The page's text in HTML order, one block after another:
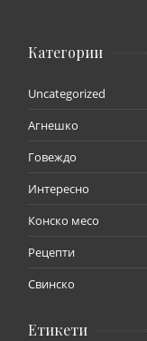
Категории
Uncategorized
Агнешко
Говеждо
Интересно
Конско месо
Рецепти
Свинско
Етикети